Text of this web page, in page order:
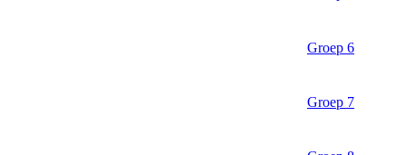
Groep 6
Groep 7